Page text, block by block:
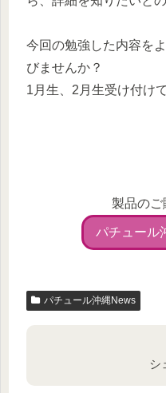
今回の勉強した内容を
びませんか？
1月生、2月生受け付け
製品のご
パチュール
パチュール沖縄News
シ